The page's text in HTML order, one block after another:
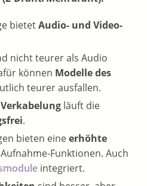
bietetAudio- und Video-
nicht teurer als Audio
können Modelle des
teurer ausfallen.
Verkabelung läuft die
.
bieten eineerhöhte
Funktionen. Auch
integriert.